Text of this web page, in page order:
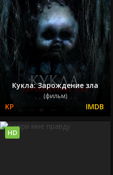
Кукла: Зарождение зла
(фильм)
HD